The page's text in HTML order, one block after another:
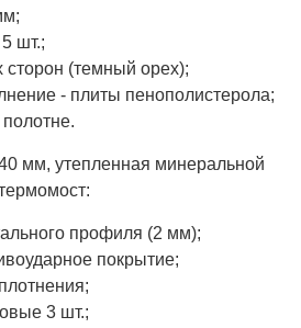
шт.;
сторон (темный орех);
- плиты пенополистерола;
мм, утепленная минеральной
профиля (2 мм);
покрытие;
3 шт.;